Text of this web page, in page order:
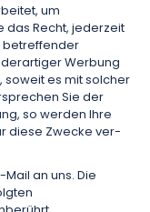
um
das Recht, jederzeit
betreffender
Werbung
soweit es mit solcher
Sie der
so werden Ihre
diese Zwecke ver­
an uns. Die